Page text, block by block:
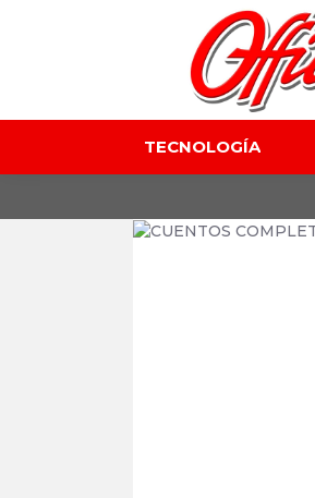
TECNOLOGÍA